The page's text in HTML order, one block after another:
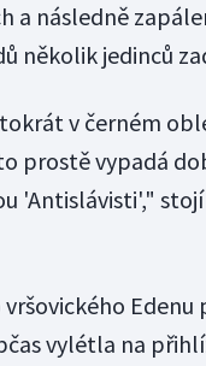
a následně
několik jedinců
v černém
prostě vypadá
'Antislávisti',"
vylétla na